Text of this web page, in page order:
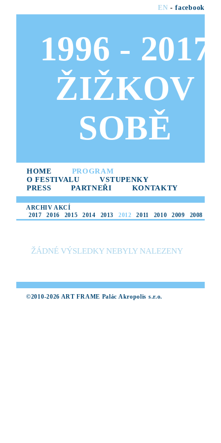
EN -facebook
1996 - 2017
ŽIŽKOV
SOBĚ
HOME
PROGRAM
O FESTIVALU
VSTUPENKY
PRESS
PARTNEŘI KONTAKTY
ARCHIV AKCÍ
2017
2016 2015 2014 2013 2012 2011 2010 2009 2008
ŽÁDNÉ VÝSLEDKY NEBYLY NALEZENY
©2010-2026 ART FRAME Palác Akropolis s.r.o.